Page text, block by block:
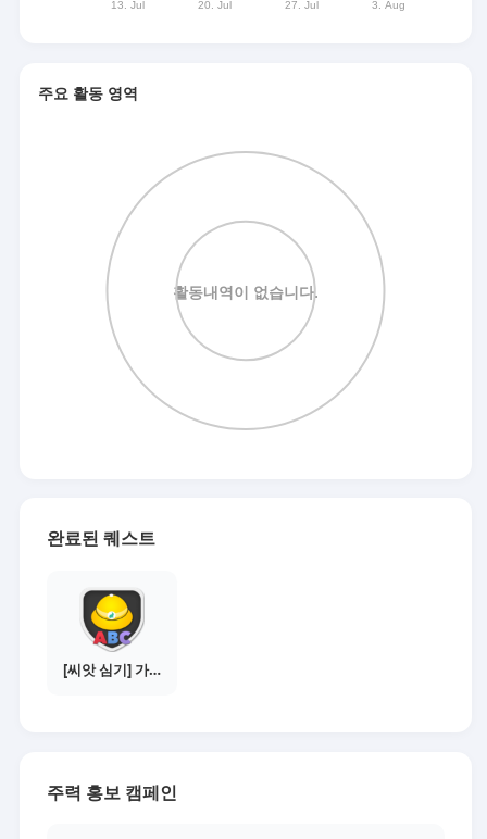
주요 활동 영역
완료된 퀘스트
[씨앗 심기] 가이드보기 - 매체별 활동 가이드
주력 홍보 캠페인